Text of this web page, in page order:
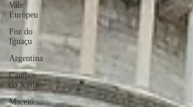
Vale
Europeu
Foz do
Iguaçu
Argentina
Campos
do Jordão
Maceió